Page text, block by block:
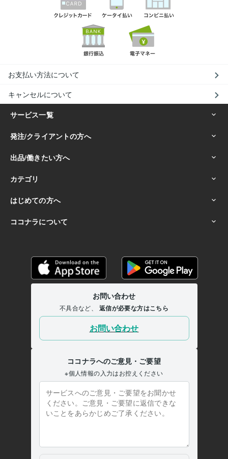
お支払い方法について
キャンセルについて